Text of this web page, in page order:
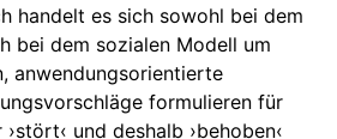
handelt es sich sowohl bei dem
bei dem sozialen Modell um
anwendungsorientierte
formulieren für
und deshalb ›behoben‹